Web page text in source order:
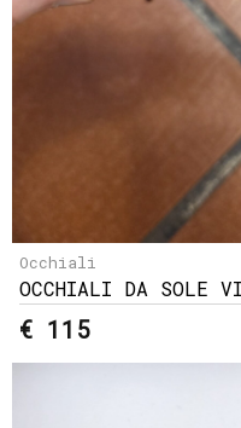
Occhiali
OCCHIALI DA SOLE
€ 115